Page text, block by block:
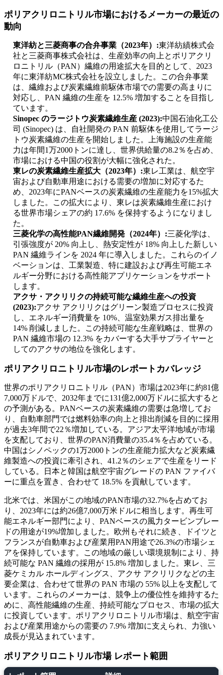
ポリアクリロニトリル市場におけるメーカーの最近の
動向
東洋紡と三菱商事の合弁事業（2023年）:東洋紡績株式会
社と三菱商事株式会社は、生産効率の向上とポリアクリ
ロニトリル（PAN）繊維の用途拡大を目的として、2023
年に東洋紡MC株式会社を設立しました。この合弁事業
は、繊維および炭素繊維前駆体市場での需要の高まりに
対応し、PAN 繊維の生産を 12.5% 増加することを目指し
ています。
Sinopec のラージトウ炭素繊維生産 (2023):中国石油化工公
司 (Sinopec) は、自社開発の PAN 前駆体を使用してラージ
トウ炭素繊維の生産を開始しました。上海施設の生産能
力は年間1万2000トンに達し、世界供給量の8.2％を占め、
市場における中国の役割が大幅に強化された。
東レの炭素繊維生産拡大（2023年）:東レ工業は、航空宇
宙および自動車用途における需要の増加に対応するた
め、2023年にPANベースの炭素繊維の生産能力を15%拡大
しました。この拡大により、東レは炭素繊維生産におけ
る世界市場シェアの約 17.6% を保持するようになりまし
た。
三菱化学の高性能PAN繊維開発（2024年）:三菱化学は、
引張強度が 20% 向上し、熱安定性が 18% 向上した新しい
PAN 繊維ラインを 2024 年に導入しました。これらのイノ
ベーションは、工業製造、特に建設および再生可能エネ
ルギー分野における高性能アプリケーションをサポート
します。
アクサ・アクリリクの持続可能な繊維生産への投資
(2023):アクサ アクリリクはグリーン製造プロセスに投資
し、エネルギー消費量を 10%、温室効果ガス排出量を
14% 削減しました。この持続可能な生産戦略は、世界の
PAN 繊維市場の 12.3% をカバーする大手サプライヤーと
してのアクサの地位を強化します。
ポリアクリロニトリル市場のレポートカバレッジ
世界のポリアクリロニトリル（PAN）市場は2023年に約81億
7,000万ドルで、2032年までに131億2,000万ドルに拡大すると
の予測がある。PANベースの炭素繊維の需要は急増してお
り、自動車部門では燃料効率の向上と排出削減を目的に採用
が過去3年間で22％増加している。アジア太平洋地域が市場
を支配しており、世界のPAN消費量の35.4％を占めている。
中国はシノペックの1万2000トンの生産能力拡大など炭素繊
維製造への投資に牽引され、41.2％のシェアで生産をリード
している。日本と韓国は航空宇宙グレードの PAN ファイバ
ーに重点を置き、合わせて 18.5% を貢献しています。
北米では、米国がこの地域のPAN市場の32.7%を占めてお
り、2023年には約26億7,000万米ドルに相当します。再生可
能エネルギー部門により、PANベースの風力タービンブレー
ドの用途が19%増加しました。欧州もそれに続き、ドイツと
フランスが自動車および産業用PAN用途で26.3%の市場シェ
アを保持しています。この地域の厳しい環境規制により、持
続可能な PAN 繊維の採用が 15.8% 増加しました。東レ、三
菱ケミカル ホールディングス、アクサ アクリリクなどの主
要企業は、合わせて世界の PAN 市場の 55% 以上を支配して
います。これらのメーカーは、競争上の優位性を維持するた
めに、高性能繊維の生産、持続可能なプロセス、市場の拡大
に投資しています。ポリアクリロニトリル市場は、航空宇宙
および産業用途からの需要の 7.9% 増加に支えられ、力強い
成長が見込まれています。
ポリアクリロニトリル市場 レポート範囲